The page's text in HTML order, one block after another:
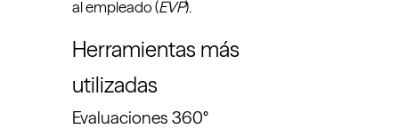
al empleado (EVP).
Herramientas más
utilizadas
Evaluaciones 360°